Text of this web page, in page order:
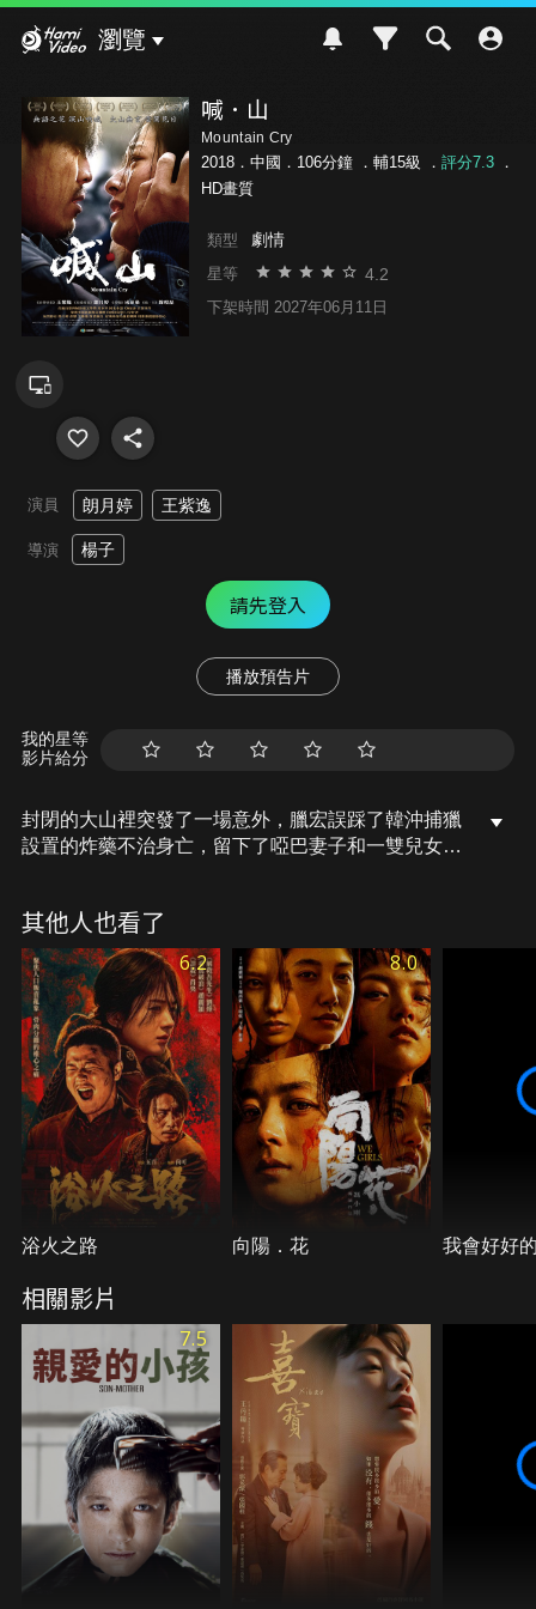
瀏覽
喊．山
Mountain Cry
2018．中國．106分鐘 ． 輔15級 ． 評分7.3．
HD畫質
類型 劇情
星等 4.2
下架時間 2027年06月11日
演員 朗月婷 王紫逸
導演 楊子
請先登入
播放預告片
我的星等
影片給分
封閉的大山裡突發了一場意外，臘宏誤踩了韓沖捕獵
設置的炸藥不治身亡，留下了啞巴妻子和一雙兒女。
其他人也看了
6.2
浴火之路
8.0
向陽．花 我會好好
相關影片
7.5